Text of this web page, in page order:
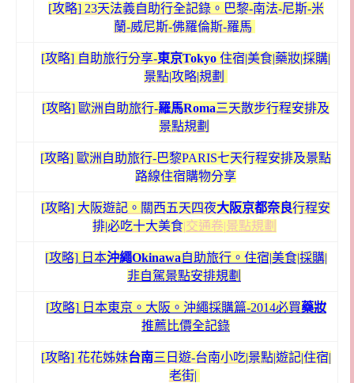
[攻略] 23天法義自助行全記錄。巴黎-南法-尼斯-米
蘭-威尼斯-佛羅倫斯-羅馬
[攻略] 自助旅行分享-東京Tokyo 住宿|美食|藥妝|採購|
景點|攻略|規劃
[攻略] 歐洲自助旅行-羅馬Roma三天散步行程安排及
景點規劃
[攻略] 歐洲自助旅行-巴黎PARIS七天行程安排及景點
路線住宿購物分享
[攻略] 大阪遊記。關西五天四夜大阪京都奈良行程安
排|必吃十大美食|交通卷|景點規劃
[攻略] 日本沖繩Okinawa自助旅行。住宿|美食|採購|
非自駕景點安排規劃
[攻略] 日本東京。大阪。沖繩採購篇-2014必買藥妝
推薦 比價全記錄
[攻略]花花姊妹台南三日遊-台南小吃|景點|遊記|住宿|
老街|